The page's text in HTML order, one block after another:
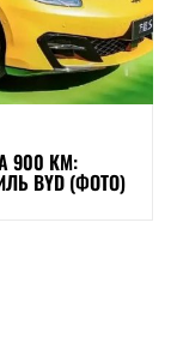
900 КМ:
BYD (ФОТО)